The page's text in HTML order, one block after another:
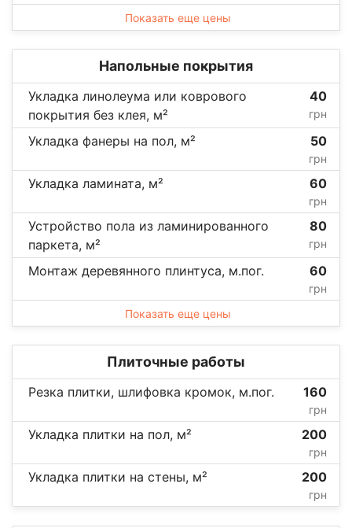
Показать еще цены
Напольные покрытия
Укладка линолеума или коврового
покрытия без клея, м²
40
грн
Укладка фанеры на пол, м² 50
грн
Укладка ламината, м² 60
грн
Устройство пола из ламинированного
паркета, м²
80
грн
Монтаж деревянного плинтуса, м.пог. 60
грн
Показать еще цены
Плиточные работы
Резка плитки, шлифовка кромок, м.пог. 160
грн
Укладка плитки на пол, м² 200
грн
Укладка плитки на стены, м² 200
грн